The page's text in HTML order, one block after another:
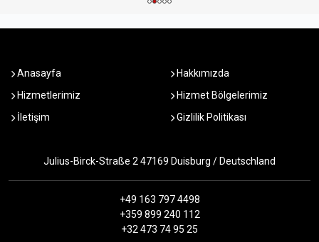
Anasayfa
Hakkımızda
Hizmetlerimiz
Hizmet Bölgelerimiz
İletişim
Gizlilik Politikası
Julius-Birck-Straße 2 47169 Duisburg / Deutschland
+49 163 797 4498
+359 899 240 112
+32 473 74 95 25